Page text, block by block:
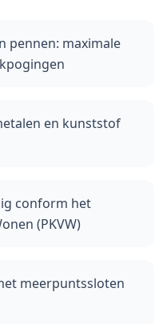
pennen: maximale
en kunststof
conform het
(PKVW)
meerpuntssloten